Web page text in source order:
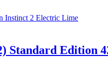
Instinct 2 Electric Lime
₽.Standard Edition